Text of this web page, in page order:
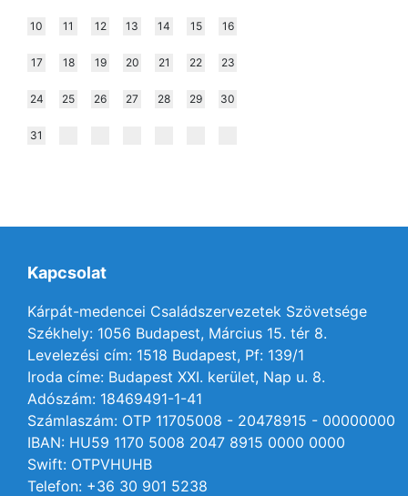
10 11 12 13 14 15 16
17 18 19 20 21 22 23
24 25 26 27 28 29 30
31
Kapcsolat
Kárpát-medencei Családszervezetek Szövetsége
Székhely: 1056 Budapest, Március 15. tér 8.
Levelezési cím: 1518 Budapest, Pf: 139/1
Iroda címe: Budapest XXI. kerület, Nap u. 8.
Adószám: 18469491-1-41
Számlaszám: OTP 11705008 - 20478915 - 00000000
IBAN: HU59 1170 5008 2047 8915 0000 0000
Swift: OTPVHUHB
Telefon: +36 30 901 5238